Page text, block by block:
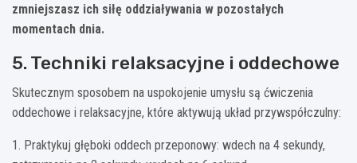
zmniejszasz ich siłę oddziaływania w pozostałych
momentach dnia.
5. Techniki relaksacyjne i oddechowe
Skutecznym sposobem na uspokojenie umysłu są ćwiczenia
oddechowe i relaksacyjne, które aktywują układ przywspółczulny:
1. Praktykuj głęboki oddech przeponowy: wdech na 4 sekundy,